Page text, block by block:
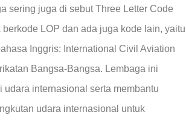
sering juga di sebut Three Letter Code
LOP dan ada juga kode lain, yaitu
Inggris: International Civil Aviation
Bangsa-Bangsa. Lembaga ini
internasional serta membantu
udara internasional untuk